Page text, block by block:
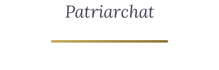
Patriarchat